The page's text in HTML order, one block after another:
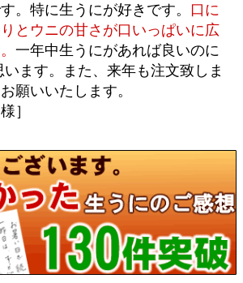
。特に生うにが好きです。 口に
とウニの甘さが口いっぱいに広
一年中生うにがあれば良いのに
ます。また、来年も注文致しま
願いいたします。
］